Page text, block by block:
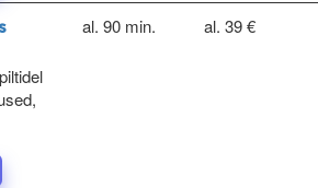
al. 90 min. al. 39 €